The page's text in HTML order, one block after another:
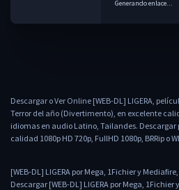
Generando enlace...
Descargar o Ver Online [WEB-DL] LIGERA,
Terror del año (Divertimento), en excelente
idiomas en audio Latino, Tailandes. Descargar
calidad 1080p HD 720p, FullHD 1080p, BRRip o
[WEB-DL] LIGERA por Mega, 1Fichier y
Descargar [WEB-DL] LIGERA por Mega,